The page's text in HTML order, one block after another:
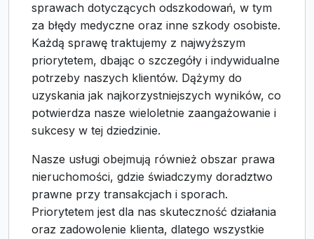
sprawach dotyczących odszkodowań, w tym
za błędy medyczne oraz inne szkody osobiste.
Każdą sprawę traktujemy z najwyższym
priorytetem, dbając o szczegóły i indywidualne
potrzeby naszych klientów. Dążymy do
uzyskania jak najkorzystniejszych wyników, co
potwierdza nasze wieloletnie zaangażowanie i
sukcesy w tej dziedzinie.
Nasze usługi obejmują również obszar prawa
nieruchomości, gdzie świadczymy doradztwo
prawne przy transakcjach i sporach.
Priorytetem jest dla nas skuteczność działania
oraz zadowolenie klienta, dlatego wszystkie